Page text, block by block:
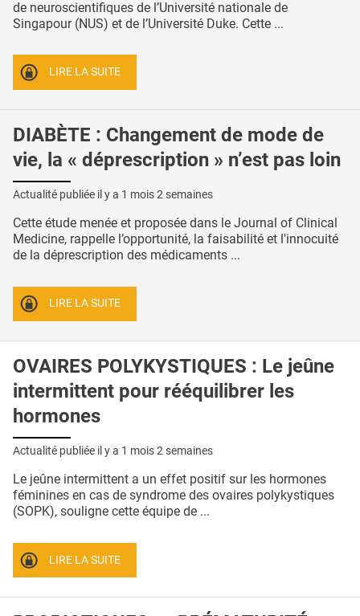
de neuroscientifiques de l’Université nationale de
Singapour (NUS) et de l’Université Duke. Cette ...
LIRE LA SUITE
DIABÈTE : Changement de mode de
vie, la « déprescription » n’est pas loin
Actualité publiée il y a 1 mois 2 semaines
Cette étude menée et proposée dans le Journal of Clinical
Medicine, rappelle l’opportunité, la faisabilité et l'innocuité
de la déprescription des médicaments ...
LIRE LA SUITE
OVAIRES POLYKYSTIQUES : Le jeûne
intermittent pour rééquilibrer les
hormones
Actualité publiée il y a 1 mois 2 semaines
Le jeûne intermittent a un effet positif sur les hormones
féminines en cas de syndrome des ovaires polykystiques
(SOPK), souligne cette équipe de ...
LIRE LA SUITE